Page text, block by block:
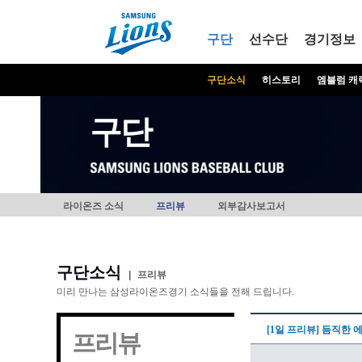
구단
구단소식 히스토리 엠블럼 캐
선수단 경기정보
구단
라이온즈 소식 프리뷰 외부감사보고서
구단소식
프리뷰
미리 만나는 삼성라이온즈경기 소식들을 전해 드립니다.
프리뷰 [1일 프리뷰] 듬직한